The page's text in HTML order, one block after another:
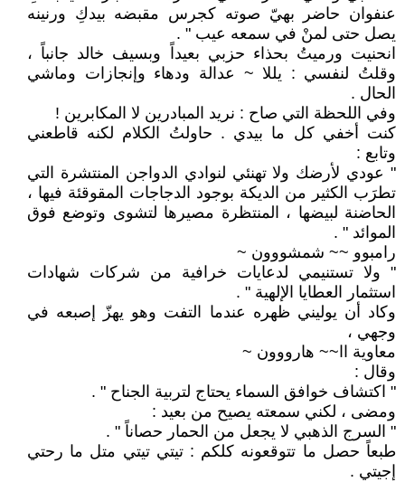
عنفوان حاضر بهيّ صوته كجرس مقبضه بيدكِ ورنينه
يصل حتى لمنْ في سمعه عيب " .
انحنيت ورميتُ بحذاء حزبي بعيداً وبسيف خالد جانباً ،
وقلتُ لنفسي : يللا ~ عدالة ودهاء وإنجازات وماشي
الحال .
وفي اللحظة التي صاح : نريد المبادرين لا المكابرين !
كنت أخفي كل ما بيدي . حاولتُ الكلام لكنه قاطعني
وتابع :
" عودي لأرضك ولا تهنئي لنوادي الدواجن المنتشرة التي
تطرَب الكثير من الديكة بوجود الدجاجات المقوقئة فيها ،
الحاضنة لبيضها ، المنتظرة مصيرها لتشوى وتوضع فوق
الموائد " .
رامبوو ~~ شمشووون ~
" ولا تستنيمي لدعايات خرافية من شركات شهادات
استثمار العطايا الإلهية " .
وكاد أن يوليني ظهره عندما التفت وهو يهزّ إصبعه في
وجهي ،
معاوية اا~~ هارووون ~
وقال :
" اكتشاف خوافق السماء يحتاج لتربية الجناح " .
ومضى ، لكني سمعته يصيح من بعيد :
" السرج الذهبي لا يجعل من الحمار حصاناً " .
طبعاً حصل ما تتوقعونه كلكم : تيتي تيتي متل ما رحتي
إجيتي .